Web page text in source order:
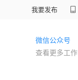
我要发布
微信公众号
查看更多工作